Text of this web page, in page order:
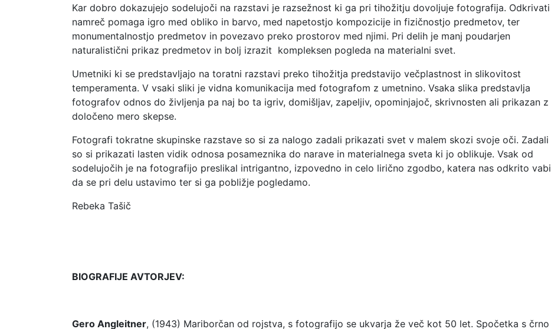
Kar dobro dokazujejo sodelujoči na razstavi je razsežnost ki ga pri tihožitju dovoljuje fotografija. Odkrivati
namreč pomaga igro med obliko in barvo, med napetostjo kompozicije in fizičnostjo predmetov, ter
monumentalnostjo predmetov in povezavo preko prostorov med njimi. Pri delih je manj poudarjen
naturalistični prikaz predmetov in bolj izrazit kompleksen pogleda na materialni svet.
Umetniki ki se predstavljajo na toratni razstavi preko tihožitja predstavijo večplastnost in slikovitost
temperamenta. V vsaki sliki je vidna komunikacija med fotografom z umetnino. Vsaka slika predstavlja
fotografov odnos do življenja pa naj bo ta igriv, domišljav, zapeljiv, opominjajoč, skrivnosten ali prikazan z
določeno mero skepse.
Fotografi tokratne skupinske razstave so si za nalogo zadali prikazati svet v malem skozi svoje oči. Zadali
so si prikazati lasten vidik odnosa posameznika do narave in materialnega sveta ki jo oblikuje. Vsak od
sodelujočih je na fotografijo preslikal intrigantno, izpovedno in celo lirično zgodbo, katera nas odkrito vabi
da se pri delu ustavimo ter si ga pobližje pogledamo.
Rebeka Tašič
BIOGRAFIJE AVTORJEV:
Gero Angleitner, (1943) Mariborčan od rojstva, s fotografijo se ukvarja že več kot 50 let. Spočetka s črno